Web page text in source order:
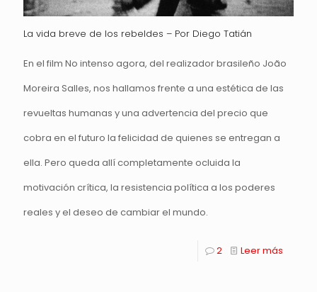
La vida breve de los rebeldes – Por Diego Tatián
En el film No intenso agora, del realizador brasileño João
Moreira Salles, nos hallamos frente a una estética de las
revueltas humanas y una advertencia del precio que
cobra en el futuro la felicidad de quienes se entregan a
ella. Pero queda allí completamente ocluida la
motivación crítica, la resistencia política a los poderes
reales y el deseo de cambiar el mundo.
2 Leer más